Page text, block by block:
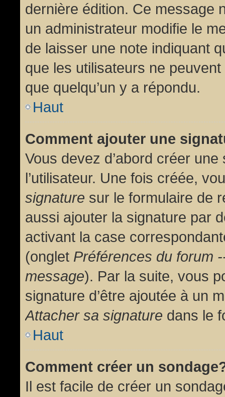
dernière édition. Ce message
un administrateur modifie le
de laisser une note indiquant
que les utilisateurs ne
que quelqu’un y a répondu.
Haut
Comment ajouter une
Vous devez d’abord créer
l’utilisateur. Une fois créée,
signature sur le formulaire de
aussi ajouter la signature par
activant la case
(onglet Préférences du forum
message). Par la suite, vous
signature d’être ajoutée à un
Attacher sa signature dans le
Haut
Comment créer un
Il est facile de créer un